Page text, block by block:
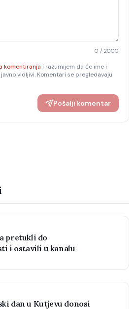
0 / 2000
komentiranja i razumijem da će ime i
vidljivi. Komentari se pregledavaju
Pošalji komentar
pretukli do
i ostavili u kanalu
dan u Kutjevu donosi